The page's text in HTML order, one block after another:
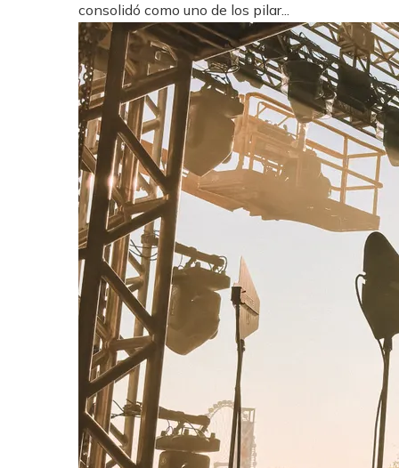
consolidó como uno de los pilar...